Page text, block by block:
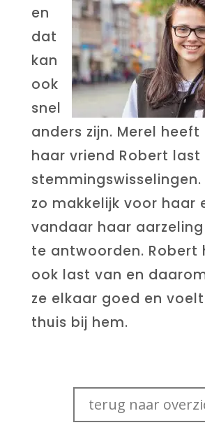
en
dat
kan
ook
snel
anders zijn. Merel
haar vriend Robert last
zo makkelijk voor haar
vandaar haar
te antwoorden. Robert
ook last van en
ze elkaar goed en
thuis bij hem.
terug naar